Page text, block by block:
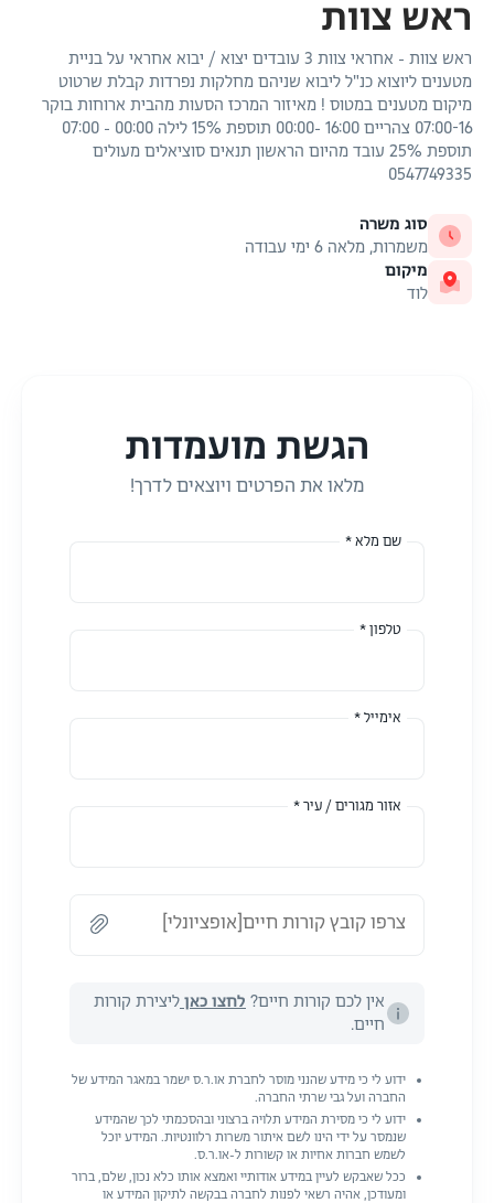
ראש צוות
ראש צוות - אחראי צוות 3 עובדים יצוא / יבוא אחראי על בניית
מטענים ליוצוא כנ"ל ליבוא שניהם מחלקות נפרדות קבלת שרטוט
מיקום מטענים במטוס ! מאיזור המרכז הסעות מהבית ארוחות בוקר
07:00-16 צהריים 16:00 -00:00 תוספת 15% לילה 00:00 - 07:00
תוספת 25% עובד מהיום הראשון תנאים סוציאלים מעולים
0547749335
סוג משרה
משמרות, מלאה 6 ימי עבודה
מיקום
לוד
הגשת מועמדות
מלאו את הפרטים ויוצאים לדרך!
שם מלא *
טלפון *
אימייל *
אזור מגורים / עיר *
צרפו קובץ קורות חיים[אופציונלי]
אין לכם קורות חיים? לחצו כאן ליצירת קורות
חיים.
ידוע לי כי מידע שהנני מוסר לחברת או.ר.ס ישמר במאגר המידע של
החברה ועל גבי שרתי החברה.
ידוע לי כי מסירת המידע תלויה ברצוני ובהסכמתי לכך שהמידע
שנמסר על ידי הינו לשם איתור משרות רלוונטיות. המידע יוכל
לשמש חברות אחיות או קשורות ל-או.ר.ס.
ככל שאבקש לעיין במידע אודותיי ואמצא אותו כלא נכון, שלם, ברור
ומעודכן, אהיה רשאי לפנות לחברה בבקשה לתיקון המידע או